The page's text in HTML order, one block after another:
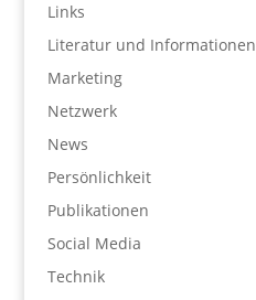
Links
Literatur und Informationen
Marketing
Netzwerk
News
Persönlichkeit
Publikationen
Social Media
Technik